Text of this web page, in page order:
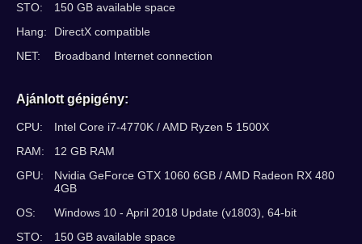
STO:
150 GB available space
Hang:
DirectX compatible
NET:
Broadband Internet connection
Ajánlott gépigény:
CPU:
Intel Core i7-4770K / AMD Ryzen 5 1500X
RAM:
12 GB RAM
GPU:
Nvidia GeForce GTX 1060 6GB / AMD Radeon RX 480
4GB
OS:
Windows 10 - April 2018 Update (v1803), 64-bit
STO:
150 GB available space